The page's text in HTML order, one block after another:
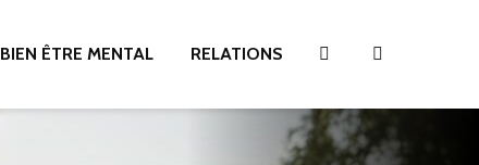
BIEN ÊTRE MENTAL RELATIONS